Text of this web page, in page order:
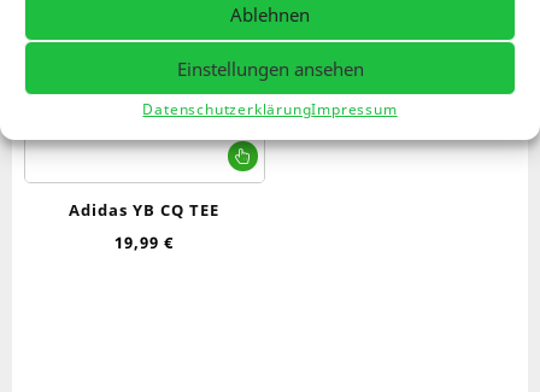
Ablehnen
Einstellungen ansehen
DatenschutzerklärungImpressum
Dieses
Adidas YB CQ TEE
19,99€